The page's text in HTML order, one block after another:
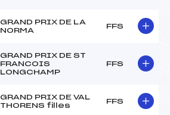
GRAND PRIX DE LA
NORMA
FFS
GRAND PRIX DE ST
FRANCOIS
LONGCHAMP
FFS
GRAND PRIX DE VAL
THORENS filles
FFS